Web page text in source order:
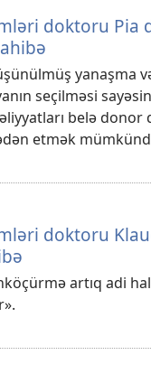
doktoru Pia
yanaşma
seçilməsi
belə donor
etmək
doktoru
artıq adi